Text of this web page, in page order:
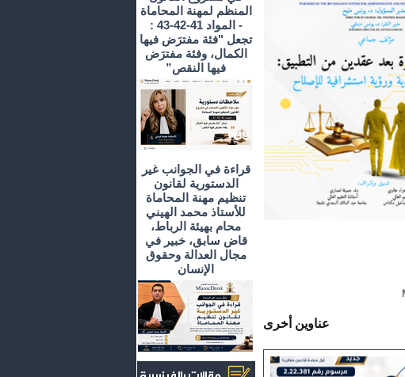
المنظم لمهنة المحاماة
- المواد 41-42-43 :
تجعل "فئة مفترَض فيها
الكمال، وفئة مفترَض
فيها النقص”
قراءة في الجوانب غير
الدستورية لقانون
تنظيم مهنة المحاماة
للأستاذ محمد الهيني
محام بهيئة الرباط،
قاض سابق، خبير في
مجال العدالة وحقوق
الإنسان
عناوين أخرى